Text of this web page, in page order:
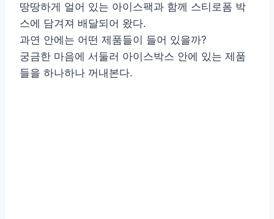
땅땅하게 얼어 있는 아이스팩과 함께 스티로폼 박
스에 담겨져 배달되어 왔다.
과연 안에는 어떤 제품들이 들어 있을까?
궁금한 마음에 서둘러 아이스박스 안에 있는 제품
들을 하나하나 꺼내본다.